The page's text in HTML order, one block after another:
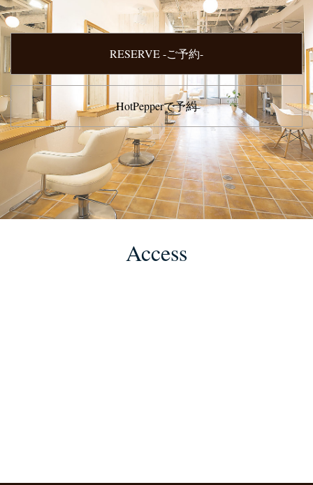
RESERVE -ご予約-
HotPepperで予約
Access